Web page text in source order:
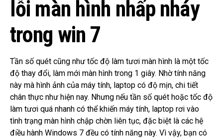
lỗi màn hình nhấp nháy
trong win 7
Tần số quét cũng như tốc độ làm tươi màn hình là một tốc
độ thay đổi, làm mới màn hình trong 1 giây. Nhờ tính năng
này mà hình ảnh của máy tính, laptop có độ mịn, chi tiết
chân thực như hiện nay. Nhưng nếu tần số quét hoặc tốc độ
làm tươi quá nhanh có thể khiến máy tính, laptop rơi vào
tình trạng màn hình chập chờn liên tục, đặc biệt là các hệ
điều hành Windows 7 đều có tính năng này. Vì vậy, bạn có